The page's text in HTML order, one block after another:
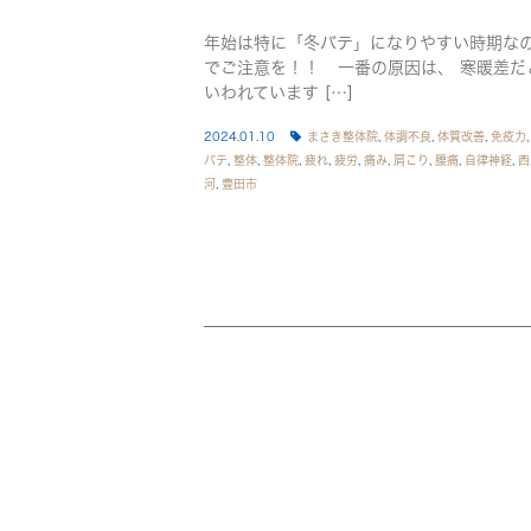
年始は特に「冬バテ」になりやすい時期な
でご注意を！！ 一番の原因は、 寒暖差だ
いわれています […]
2024.01.10 まさき整体院 体調不良 体質改善 免疫力
バテ 整体 整体院 疲れ 疲労 痛み 肩こり 腰痛 自律神経 西
河
豊田市